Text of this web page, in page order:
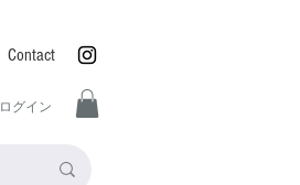
Contact
ログイン